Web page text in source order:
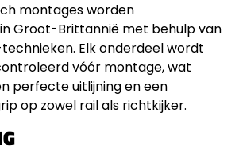
montages worden
Groot-Brittannië met behulp van
Elk onderdeel wordt
vóór montage, wat
perfecte uitlijning en een
op zowel rail als richtkijker.